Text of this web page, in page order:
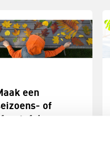
een
of
sfeertafel